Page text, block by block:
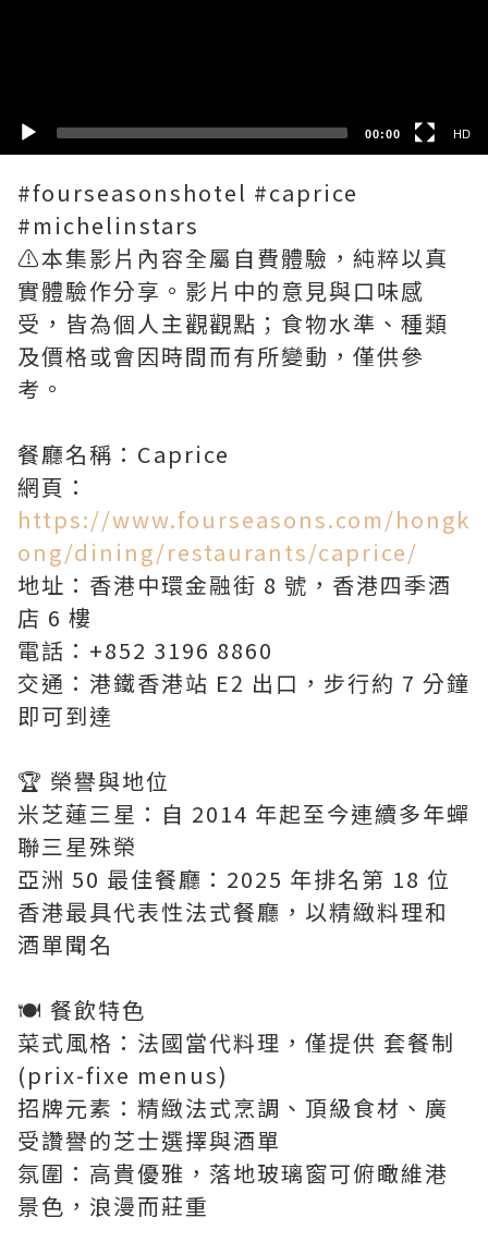
00:00 HD
#fourseasonshotel #caprice
#michelinstars
⚠️本集影片內容全屬自費體驗，純粹以真
實體驗作分享。影片中的意見與口味感
受，皆為個人主觀觀點；食物水準、種類
及價格或會因時間而有所變動，僅供參
考。
餐廳名稱：Caprice
網頁：
https://www.fourseasons.com/hongk
ong/dining/restaurants/caprice/
地址：香港中環金融街 8 號，香港四季酒
店 6 樓
電話：+852 3196 8860
交通：港鐵香港站 E2 出口，步行約 7 分鐘
即可到達
🏆 榮譽與地位
米芝蓮三星：自 2014 年起至今連續多年蟬
聯三星殊榮
亞洲 50 最佳餐廳：2025 年排名第 18 位
香港最具代表性法式餐廳，以精緻料理和
酒單聞名
🍽 餐飲特色
菜式風格：法國當代料理，僅提供 套餐制
(prix-fixe menus)
招牌元素：精緻法式烹調、頂級食材、廣
受讚譽的芝士選擇與酒單
氛圍：高貴優雅，落地玻璃窗可俯瞰維港
景色，浪漫而莊重